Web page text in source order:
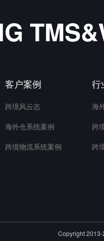
客户案例
跨境风云志
海外仓系统案例
跨境物流系统案例
行
海
跨
跨
Copyright